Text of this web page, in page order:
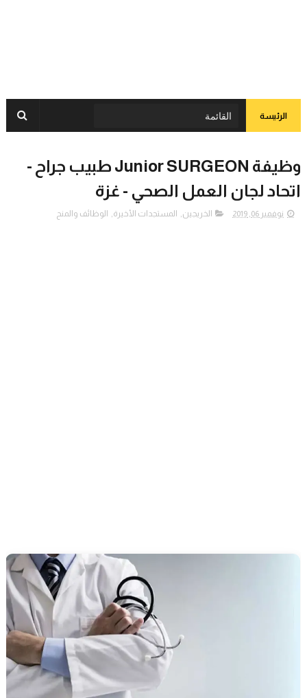
الرئيسة
وظيفة Junior SURGEON طبيب جراح -
اتحاد لجان العمل الصحي - غزة
نوفمبر 06, 2019 الخريجين, المستجدات الأخيرة, الوظائف والمنح